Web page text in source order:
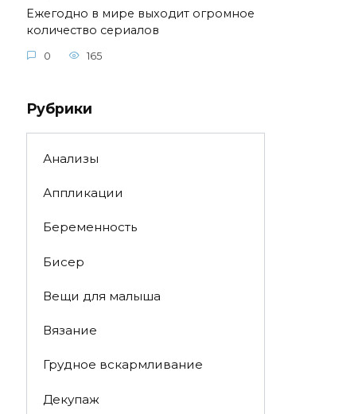
Ежегодно в мире выходит огромное
количество сериалов
0 165
Рубрики
Анализы
Аппликации
Беременность
Бисер
Вещи для малыша
Вязание
Грудное вскармливание
Декупаж